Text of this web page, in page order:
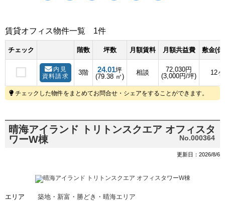
賃貸オフィス物件一覧 1件
チェック 階数 坪数 月額賃料 月額共益費 敷金(保
内見
資料請求
3階 24.01坪
(79.38 ㎡)
相談
72,030円
(3,000円/坪)
12
チェックした物件をまとめてお問合せ・シェアをすることができます。
晴海アイランド トリトンスクエア オフィスタ
ワーW棟
No.000364
更新日：2026/8/6
エリア
築地・新富・勝どき・晴海エリア